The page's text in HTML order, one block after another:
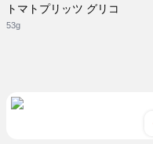
トマトプリッツ グリコ
53g